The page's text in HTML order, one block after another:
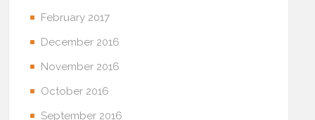
February 2017
December 2016
November 2016
October 2016
September 2016